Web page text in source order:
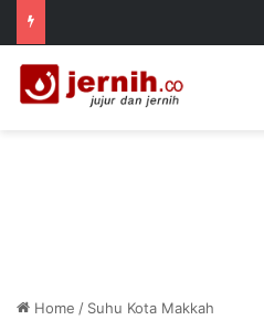
Home / Suhu Kota Makkah